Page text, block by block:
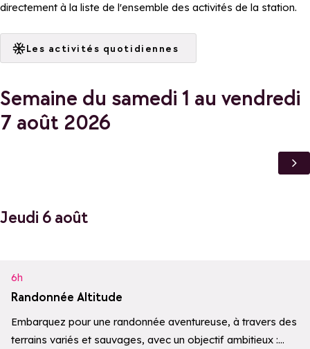
Distinctions
Famille Plus
Appliquer ces filtres
directement à la liste de l'ensemble des activités de la station.
Les activités quotidiennes
Semaine du samedi 1 au vendredi
7 août 2026
Jeudi 6 août
6h
Randonnée Altitude
Embarquez pour une randonnée aventureuse, à travers des
terrains variés et sauvages, avec un objectif ambitieux :